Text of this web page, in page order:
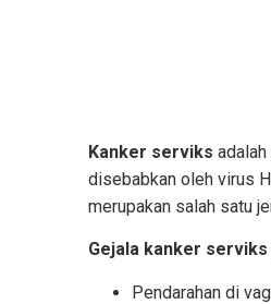
Kanker serviks
disebabkan oleh virus
merupakan salah satu
Gejala kanker serviks
Pendarahan di